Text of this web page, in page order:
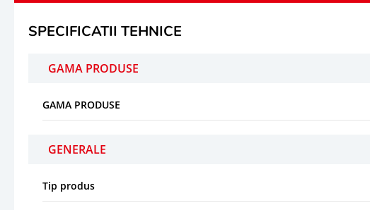
SPECIFICATII TEHNICE
GAMA PRODUSE
GAMA PRODUSE
GENERALE
Tip produs